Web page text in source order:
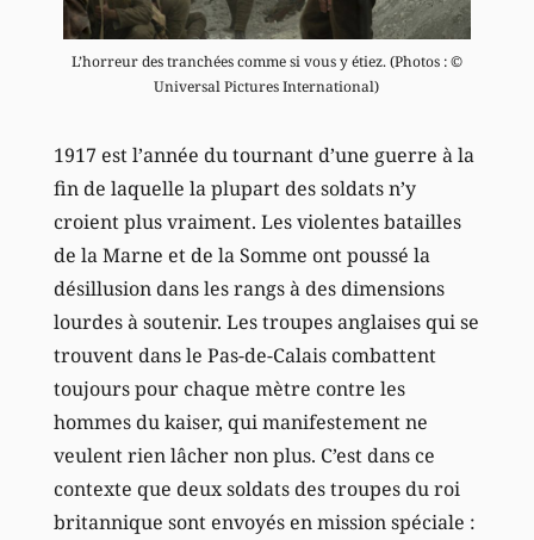
L’horreur des tranchées comme si vous y étiez. (Photos : ©
Universal Pictures International)
1917 est l’année du tournant d’une guerre à la
fin de laquelle la plupart des soldats n’y
croient plus vraiment. Les violentes batailles
de la Marne et de la Somme ont poussé la
désillusion dans les rangs à des dimensions
lourdes à soutenir. Les troupes anglaises qui se
trouvent dans le Pas-de-Calais combattent
toujours pour chaque mètre contre les
hommes du kaiser, qui manifestement ne
veulent rien lâcher non plus. C’est dans ce
contexte que deux soldats des troupes du roi
britannique sont envoyés en mission spéciale :